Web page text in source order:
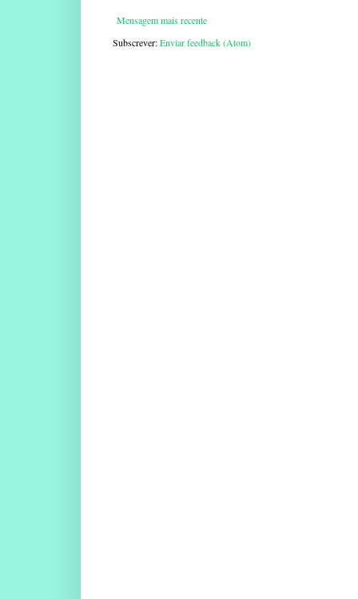
Mensagem mais recente
Subscrever:Enviar feedback (Atom)